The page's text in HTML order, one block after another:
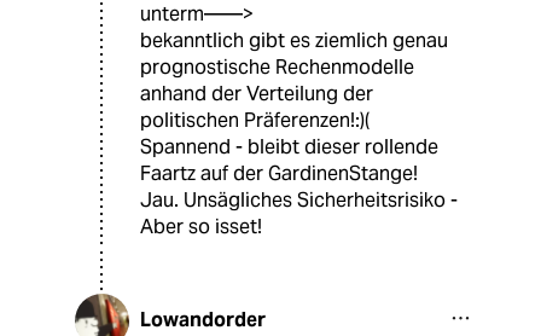
unterm——>
bekanntlich gibt es ziemlich genau
prognostische Rechenmodelle
anhand der Verteilung der
politischen Präferenzen!:)(
Spannend - bleibt dieser rollende
Faartz auf der GardinenStange!
Jau. Unsägliches Sicherheitsrisiko -
Aber so isset!
Lowandorder